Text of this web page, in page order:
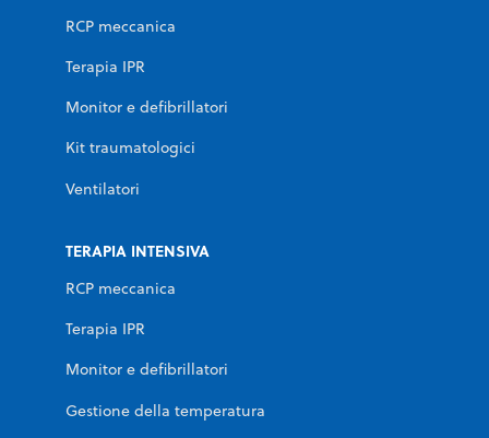
RCP meccanica
Terapia IPR
Monitor e defibrillatori
Kit traumatologici
Ventilatori
TERAPIA INTENSIVA
RCP meccanica
Terapia IPR
Monitor e defibrillatori
Gestione della temperatura